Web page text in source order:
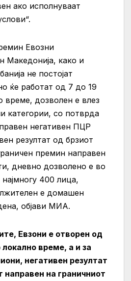
ако исполнуваат
Евозни
Македонија, како и
не постојат
ќе работат од 7 до 19
време, дозволен е влез
категории, со потврда
негативен ПЦР
резултат од брзиот
премин направен
дневно дозволено е во
најмногу 400 лица,
е домашен
објави МИА.
Евзони е отворен од
време, а и за
негативен резултат
направен на граничниот